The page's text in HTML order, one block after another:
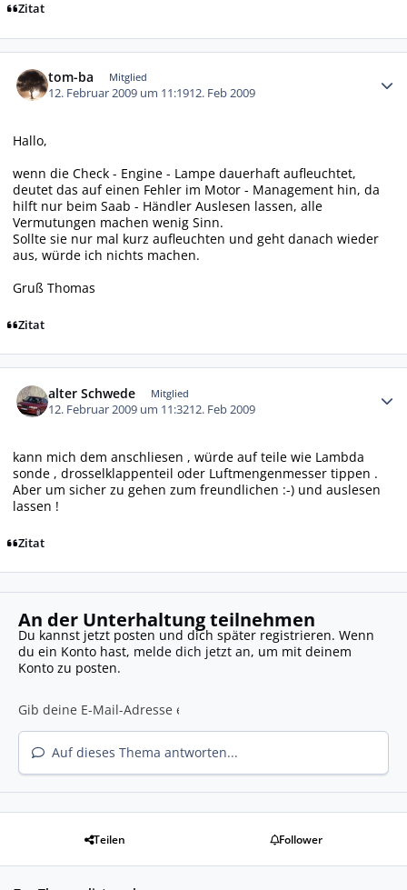
Zitat
tom-ba Mitglied
12. Februar 2009 um 11:1912. Feb 2009
Hallo,
wenn die Check - Engine - Lampe dauerhaft aufleuchtet,
deutet das auf einen Fehler im Motor - Management hin, da
hilft nur beim Saab - Händler Auslesen lassen, alle
Vermutungen machen wenig Sinn.
Sollte sie nur mal kurz aufleuchten und geht danach wieder
aus, würde ich nichts machen.
Gruß Thomas
Zitat
alter Schwede Mitglied
12. Februar 2009 um 11:3212. Feb 2009
kann mich dem anschliesen , würde auf teile wie Lambda
sonde , drosselklappenteil oder Luftmengenmesser tippen .
Aber um sicher zu gehen zum freundlichen :-) und auslesen
lassen !
Zitat
An der Unterhaltung teilnehmen
Du kannst jetzt posten und dich später registrieren. Wenn
du ein Konto hast, melde dich jetzt an, um mit deinem
Konto zu posten.
Auf dieses Thema antworten...
Teilen Follower